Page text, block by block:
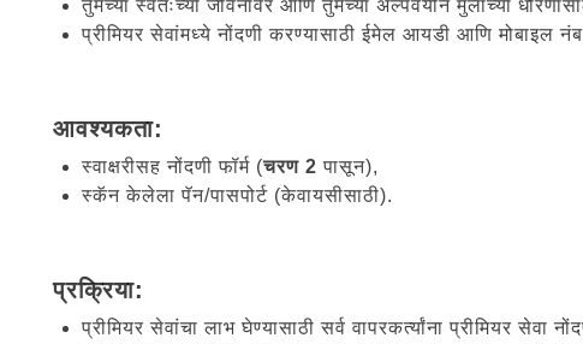
तुमच्या स्वतःच्या जीवनावर आणि तुमच्या अल्पवयीन मुलांच्या
प्रीमियर सेवांमध्ये नोंदणी करण्यासाठी ईमेल आयडी आणि मोबाइल
आवश्यकता:
स्वाक्षरीसह नोंदणी फॉर्म (चरण 2पासून),
स्कॅन केलेला पॅन/पासपोर्ट (केवायसीसाठी).
प्रक्रिया:
प्रीमियर सेवांचा लाभ घेण्यासाठी सर्व वापरकर्त्यांना प्रीमियर सेवा